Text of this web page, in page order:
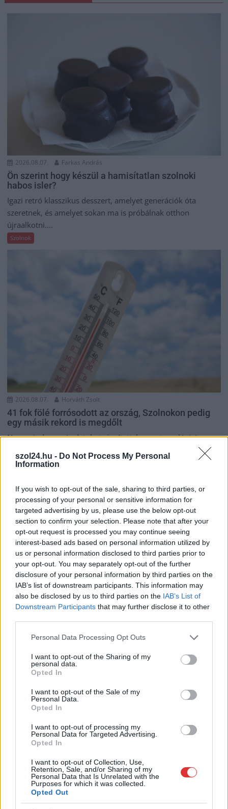
szol24.hu - Do Not Process My Personal
Information
If you wish to opt-out of the sale, sharing to third parties, or
processing of your personal or sensitive information for
targeted advertising by us, please use the below opt-out
section to confirm your selection. Please note that after your
opt-out request is processed you may continue seeing
interest-based ads based on personal information utilized by
us or personal information disclosed to third parties prior to
your opt-out. You may separately opt-out of the further
disclosure of your personal information by third parties on the
IAB’s list of downstream participants. This information may
also be disclosed by us to third parties on the IAB’s List of
Downstream Participants that may further disclose it to other
Please note that this website/app uses one or more Google
not limited to your visit or usage behaviour. You may click to
grant or deny consent to Google and its third-party tags to
use your data for below specified purposes in below Google
consent section.
Personal Data Processing Opt Outs
I want to opt-out of the Sharing of my
personal data.
Opted In
I want to opt-out of the Sale of my
Personal Data.
Opted In
I want to opt-out of processing my
Personal Data for Targeted Advertising.
Opted In
I want to opt-out of Collection, Use,
Retention, Sale, and/or Sharing of my
Personal Data that Is Unrelated with the
Purposes for which it was collected.
Opted Out
2026.08.07. Farkas András
Ön szerint hogy készül a hamisítatlan szolnoki
habos isler?
Igazi retró klasszikus desszert, amelyet generációk óta
szeretnek, és amelyet sokan ma is próbálnak otthon
újraalkotni....
Szolnok
2026.08.07. Horváth Zsolt
41 fok fölé forrósodott az ország, Szolnokon pedig
egy másik rekord is megdőlt
Nem mindennapi adatokat rögzítettek a meteorológiai
állomások csütörtökön: több településen is olyan értékek
születtek, amelyek átírták...
2026.08.06. Kiss Lajos
remek állapotban levő buszmegálló mutatja, hogy
Szolnok mennyire élhető város
egyik leglepusztultabb balkáni vidéken járunk, de...
Szolnok